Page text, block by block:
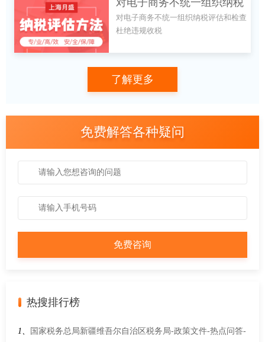
评估和检查 杜绝违规收税
对电子商务不统一组织纳税评估和检查
杜绝违规收税
了解更多
免费解答各种疑问
热搜排行榜
1、 国家税务总局新疆维吾尔自治区税务局-政策文件-热点问答-